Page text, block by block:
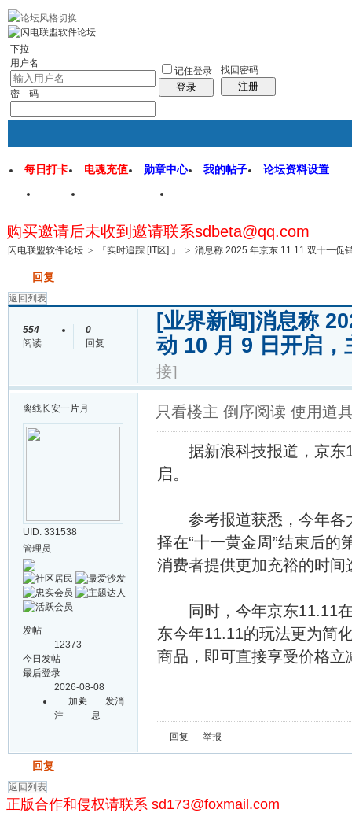
下拉
用户名
密 码
记住登录
登录
找回密码
注册
首页 闪电联盟论坛
每日打卡 电魂充值 勋章中心 我的帖子 论坛资料设置
购买邀请后未收到邀请联系sdbeta@qq.com
闪电联盟软件论坛 > 『实时追踪 [IT区] 』 > 消息称 2025 年京东 11.11 双十一促
回复
返回列表
554
阅读
0
回复
[业界新闻]消息称
动 10 月 9 日开启
接]
离线长安一片月
UID: 331538
管理员
发帖
12373
今日发帖
最后登录
2026-08-08
加关
注
发消
息
只看楼主 倒序阅读 使用道
据新浪科技报道，京东
启。
参考报道获悉，今年各
择在“十一黄金周”结束后的
消费者提供更加充裕的时间
同时，今年京东11.11在
东今年11.11的玩法更为简
商品，即可直接享受价格
回复 举报
回复
返回列表
正版合作和侵权请联系 sd173@foxmail.com